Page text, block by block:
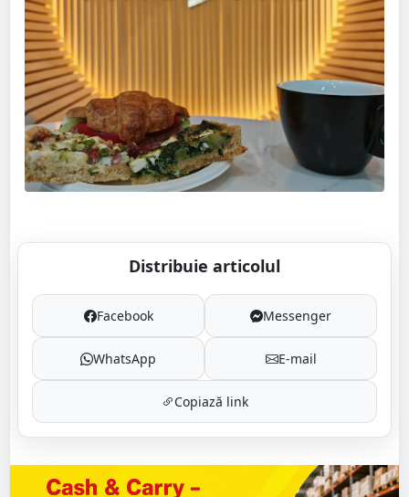
Distribuie articolul
Facebook Messenger
WhatsApp E-mail
Copiază link